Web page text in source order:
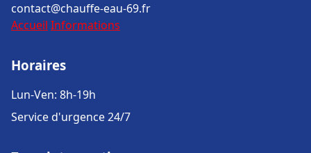
contact@chauffe-eau-69.fr
Accueil Informations
Horaires
Lun-Ven: 8h-19h
Service d'urgence 24/7